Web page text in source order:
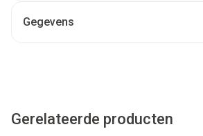
Gegevens
Gerelateerde producten